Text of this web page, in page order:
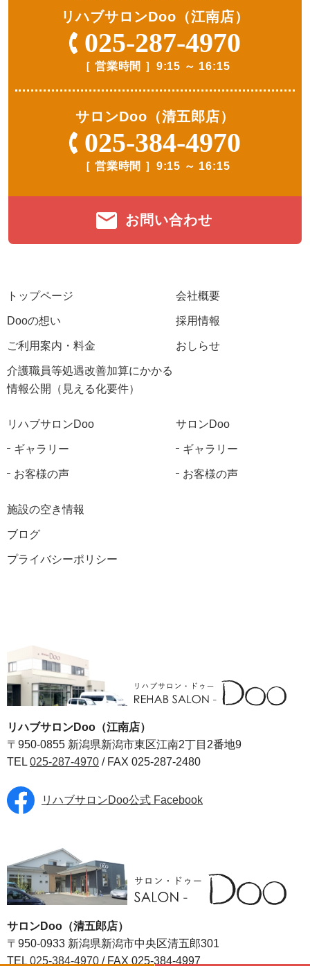
リハブサロンDoo（江南店）
025-287-4970
［ 営業時間 ］ 9:15 ～ 16:15
サロンDoo（清五郎店）
025-384-4970
［ 営業時間 ］ 9:15 ～ 16:15
お問い合わせ
トップページ
Dooの想い
ご利用案内・料金
介護職員等処遇改善加算にかかる
情報公開（見える化要件）
会社概要
採用情報
おしらせ
リハブサロンDoo
ギャラリー
お客様の声
サロンDoo
ギャラリー
お客様の声
施設の空き情報
ブログ
プライバシーポリシー
リハブサロンDoo（江南店）
〒950-0855 新潟県新潟市東区江南2丁目2番地9
TEL 025-287-4970 / FAX 025-287-2480
リハブサロンDoo公式 Facebook
サロンDoo（清五郎店）
〒950-0933 新潟県新潟市中央区清五郎301
TEL 025-384-4970 / FAX 025-384-4997